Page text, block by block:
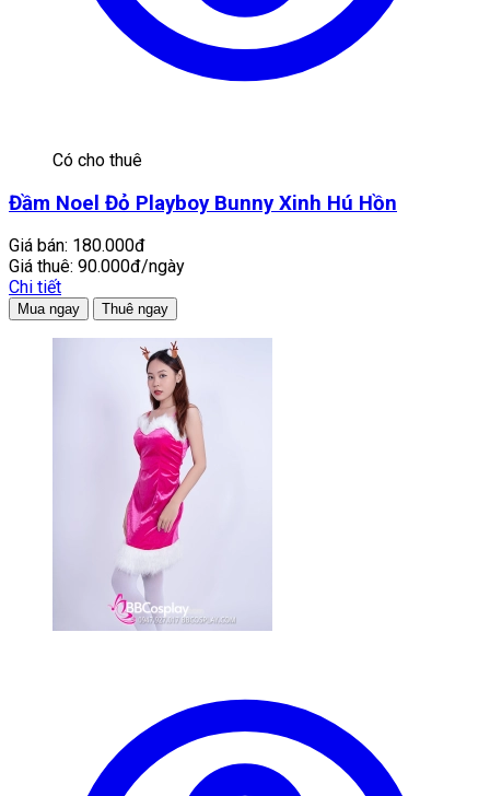
Có cho thuê
Đầm Noel Đỏ Playboy Bunny Xinh Hú Hồn
Giá bán: 180.000đ
Giá thuê: 90.000đ/ngày
Chi tiết
Mua ngay Thuê ngay